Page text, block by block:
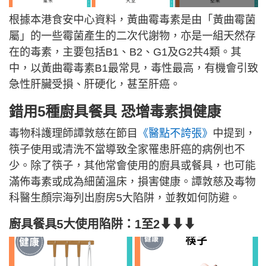
根據本港食安中心資料，黃曲霉毒素是由「黃曲霉菌
屬」的一些霉菌產生的二次代謝物，亦是一組天然存
在的毒素，主要包括B1、B2、G1及G2共4類。其
中，以黃曲霉毒素B1最常見，毒性最高，有機會引致
急性肝臟受損、肝硬化，甚至肝癌。
錯用5種廚具餐具 恐增毒素損健康
毒物科護理師譚敦慈在節目 《醫點不誇張》 中提到，
筷子使用或清洗不當導致全家罹患肝癌的病例也不
少。除了筷子，其他常會使用的廚具或餐具，也可能
滿佈毒素或成為細菌溫床，損害健康。譚敦慈及毒物
科醫生顏宗海列出廚房5大陷阱，並教如何防避。
廚具餐具5大使用陷阱：1至2⬇⬇⬇